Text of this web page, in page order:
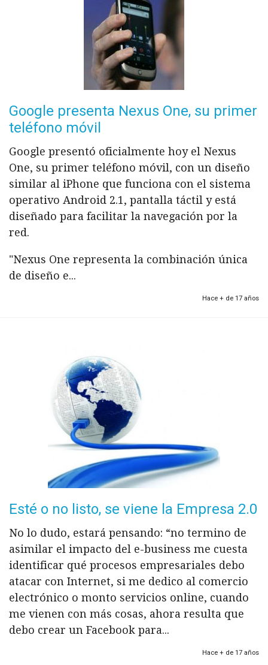
Google presenta Nexus One, su primer
teléfono móvil
Google presentó oficialmente hoy el Nexus
One, su primer teléfono móvil, con un diseño
similar al iPhone que funciona con el sistema
operativo Android 2.1, pantalla táctil y está
diseñado para facilitar la navegación por la
red.
"Nexus One representa la combinación única
de diseño e...
Hace + de 17 años
Esté o no listo, se viene la Empresa 2.0
No lo dudo, estará pensando: “no termino de
asimilar el impacto del e-business me cuesta
identificar qué procesos empresariales debo
atacar con Internet, si me dedico al comercio
electrónico o monto servicios online, cuando
me vienen con más cosas, ahora resulta que
debo crear un Facebook para...
Hace + de 17 años